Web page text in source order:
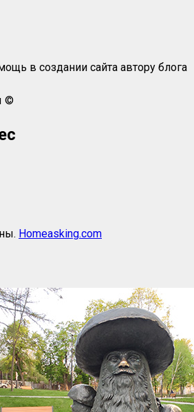
в создании сайта автору блога
©
Homeasking.com